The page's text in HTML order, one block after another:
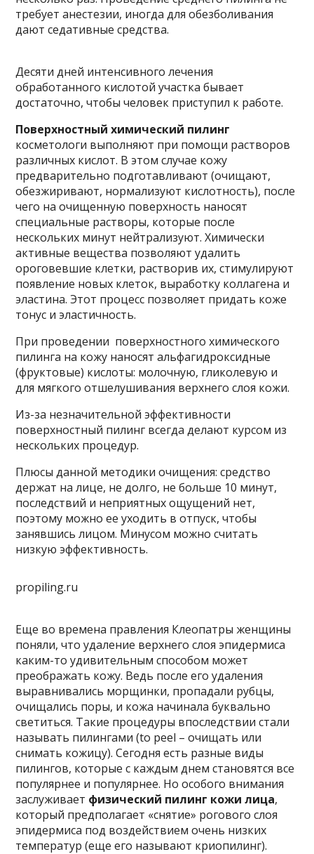
требует анестезии, иногда для обезболивания
дают седативные средства.
Десяти дней интенсивного лечения
обработанного кислотой участка бывает
достаточно, чтобы человек приступил к работе.
Поверхностный химический пилинг
косметологи выполняют при помощи растворов
различных кислот. В этом случае кожу
предварительно подготавливают (очищают,
обезжиривают, нормализуют кислотность), после
чего на очищенную поверхность наносят
специальные растворы, которые после
нескольких минут нейтрализуют. Химически
активные вещества позволяют удалить
ороговевшие клетки, растворив их, стимулируют
появление новых клеток, выработку коллагена и
эластина. Этот процесс позволяет придать коже
тонус и эластичность.
При проведении поверхностного химического
пилинга на кожу наносят альфагидроксидные
(фруктовые) кислоты: молочную, гликолевую и
для мягкого отшелушивания верхнего слоя кожи.
Из-за незначительной эффективности
поверхностный пилинг всегда делают курсом из
нескольких процедур.
Плюсы данной методики очищения: средство
держат на лице, не долго, не больше 10 минут,
последствий и неприятных ощущений нет,
поэтому можно ее уходить в отпуск, чтобы
занявшись лицом. Минусом можно считать
низкую эффективность.
propiling.ru
Еще во времена правления Клеопатры женщины
поняли, что удаление верхнего слоя эпидермиса
каким-то удивительным способом может
преображать кожу. Ведь после его удаления
выравнивались морщинки, пропадали рубцы,
очищались поры, и кожа начинала буквально
светиться. Такие процедуры впоследствии стали
называть пилингами (to peel – очищать или
снимать кожицу). Сегодня есть разные виды
пилингов, которые с каждым днем становятся все
популярнее и популярнее. Но особого внимания
заслуживает физический пилинг кожи лица,
который предполагает «снятие» рогового слоя
эпидермиса под воздействием очень низких
температур (еще его называют криопилинг).